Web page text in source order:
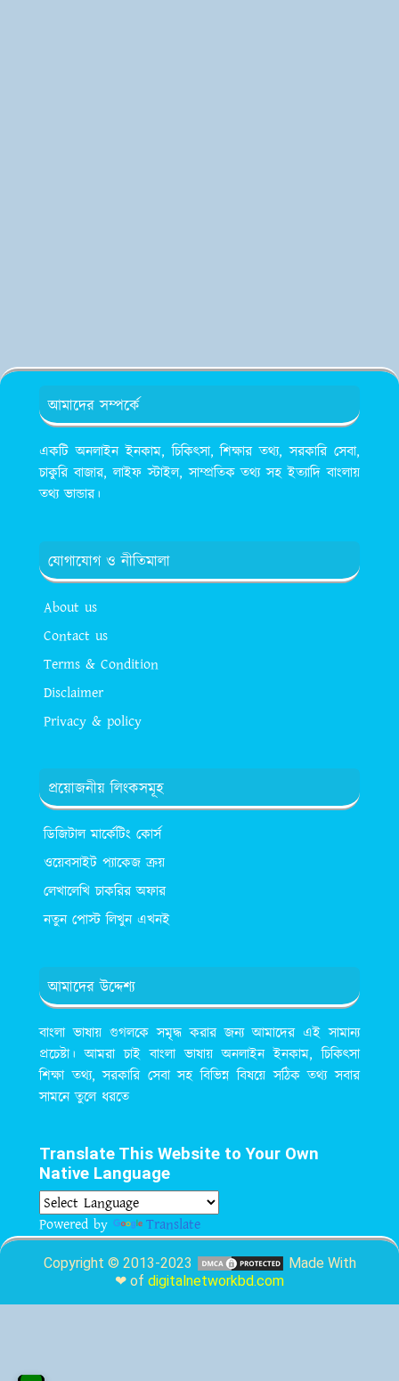
আমাদের সম্পর্কে
একটি অনলাইন ইনকাম, চিকিৎসা, শিক্ষার তথ্য, সরকারি সেবা,
চাকুরি বাজার, লাইফ স্টাইল, সাম্প্রতিক তথ্য সহ ইত্যাদি বাংলায়
তথ্য ভান্ডার।
যোগাযোগ ও নীতিমালা
About us
Contact us
Terms & Condition
Disclaimer
Privacy & policy
প্রয়োজনীয় লিংকসমূহ
ডিজিটাল মার্কেটিং কোর্স
ওয়েবসাইট প্যাকেজ ক্রয়
লেখালেখি চাকরির অফার
নতুন পোস্ট লিখুন এখনই
আমাদের উদ্দেশ্য
বাংলা ভাষায় গুগলকে সমৃদ্ধ করার জন্য আমাদের এই সামান্য
প্রচেষ্টা। আমরা চাই বাংলা ভাষায় অনলাইন ইনকাম, চিকিৎসা
শিক্ষা তথ্য, সরকারি সেবা সহ বিভিন্ন বিষয়ে সঠিক তথ্য সবার
সামনে তুলে ধরতে
Translate This Website to Your Own
Native Language
Powered by Translate
Copyright © 2013-2023
Made With
❤ of digitalnetworkbd.com